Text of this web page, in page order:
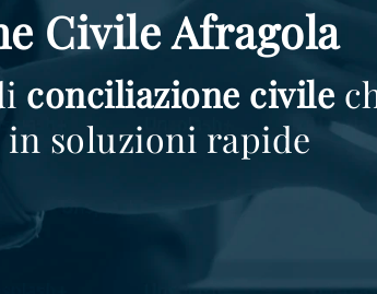
Civile Afragola
conciliazione civile
soluzioni rapide